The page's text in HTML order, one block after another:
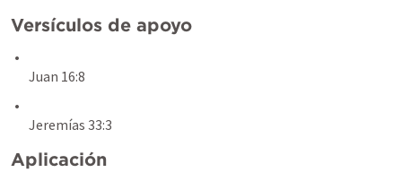
Versículos de apoyo
Juan 16:8
Jeremías 33:3
Aplicación